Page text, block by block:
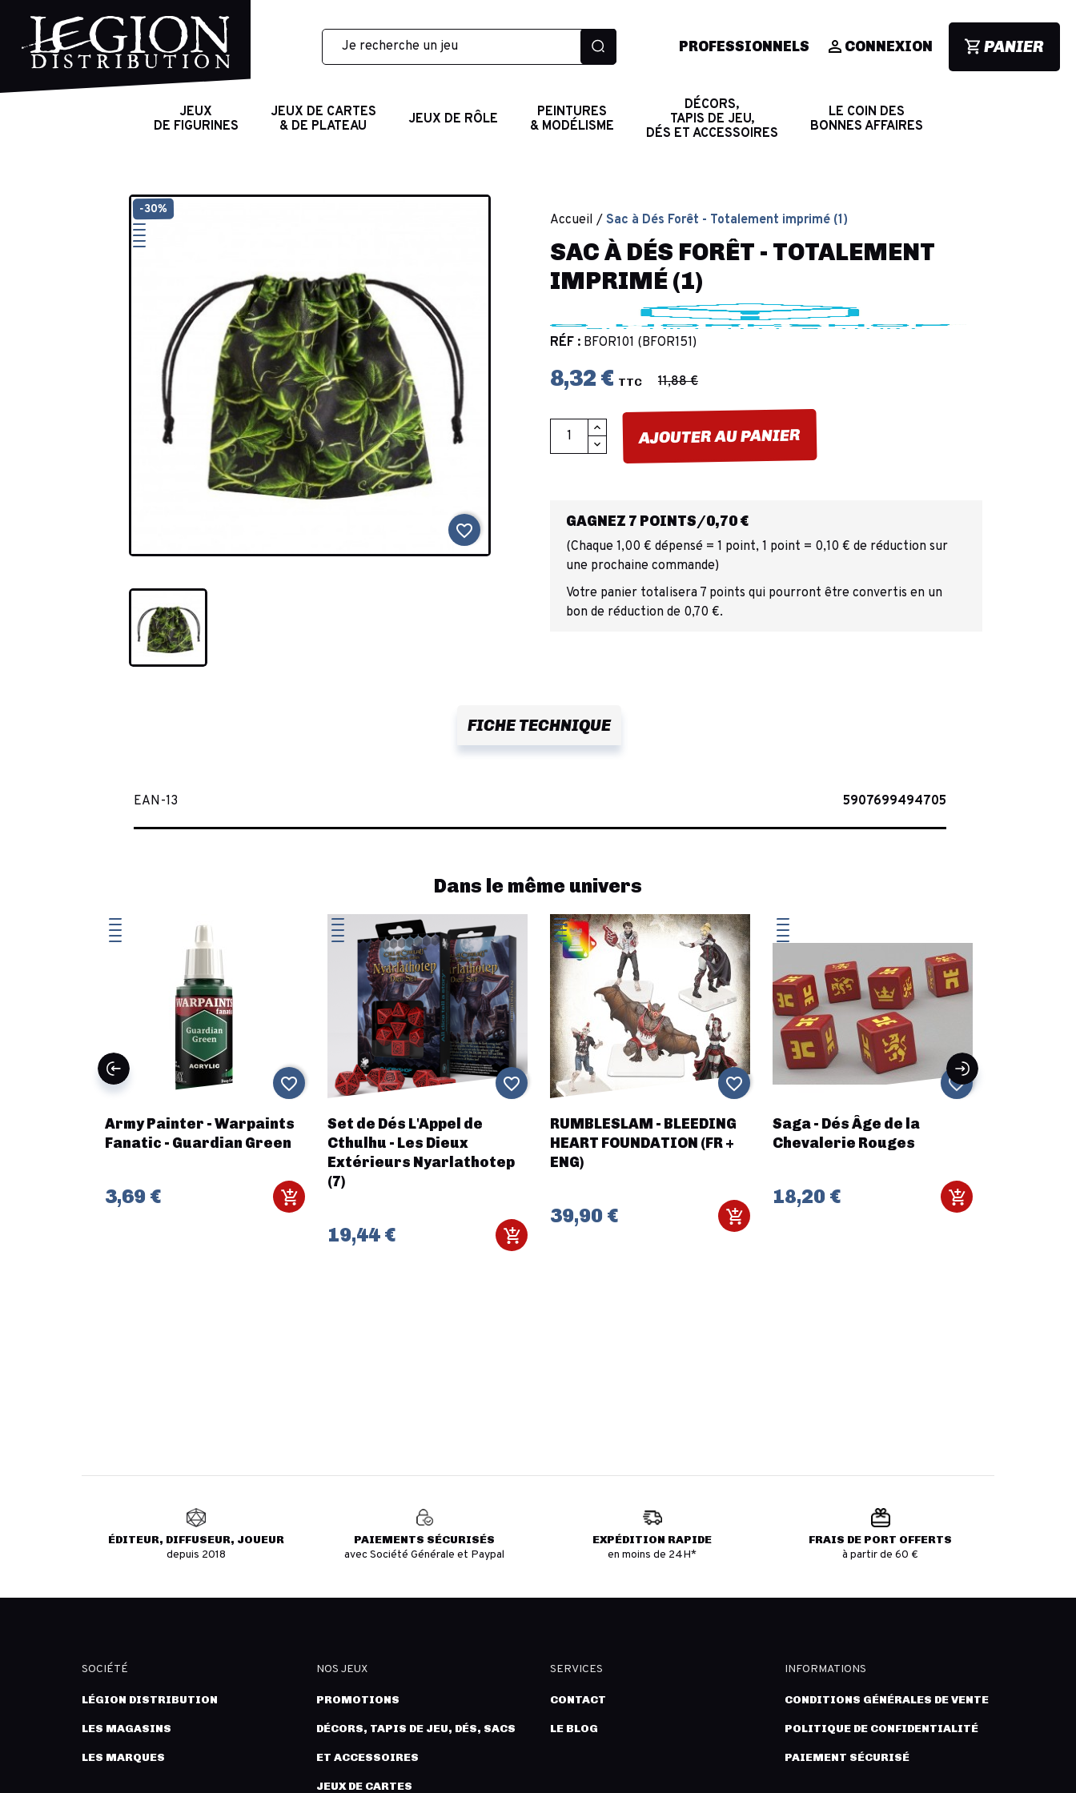
PROFESSIONNELS CONNEXION PANIER
JEUX
DE FIGURINES
JEUX DE CARTES
& DE PLATEAU
JEUX DE RÔLE
PEINTURES
& MODÉLISME
DÉCORS,
TAPIS DE JEU,
DÉS ET ACCESSOIRES
LE COIN DES
BONNES AFFAIRES
-30%
favorite_border
Accueil Sac à Dés Forêt - Totalement imprimé (1)
SAC À DÉS FORÊT - TOTALEMENT
IMPRIMÉ (1)
RÉF : BFOR101 (BFOR151)
8,32 € TTC 11,88 €
AJOUTER AU PANIER
GAGNEZ 7 POINTS/0,70 €
(Chaque 1,00 € dépensé = 1 point, 1 point = 0,10 € de réduction sur
une prochaine commande)
Votre panier totalisera 7 points qui pourront être convertis en un
bon de réduction de 0,70 €.
FICHE TECHNIQUE
EAN-13 5907699494705
Dans le même univers
Army Painter - Warpaints
Fanatic - Guardian Green
3,69 €
favorite_border
Set de Dés L'Appel de
Cthulhu - Les Dieux
Extérieurs Nyarlathotep
(7)
19,44 €
favorite_border
RUMBLESLAM - BLEEDING
HEART FOUNDATION (FR +
ENG)
39,90 €
favorite_border
Saga - Dés Âge de la
Chevalerie Rouges
18,20 €
favorite_border
ÉDITEUR, DIFFUSEUR, JOUEUR
depuis 2018
PAIEMENTS SÉCURISÉS
avec Société Générale et Paypal
EXPÉDITION RAPIDE
en moins de 24H*
FRAIS DE PORT OFFERTS
à partir de 60 €
SOCIÉTÉ
LÉGION DISTRIBUTION
LES MAGASINS
LES MARQUES
NOS JEUX
PROMOTIONS
DÉCORS, TAPIS DE JEU, DÉS, SACS
ET ACCESSOIRES
JEUX DE CARTES
SERVICES
CONTACT
LE BLOG
INFORMATIONS
CONDITIONS GÉNÉRALES DE VENTE
POLITIQUE DE CONFIDENTIALITÉ
PAIEMENT SÉCURISÉ